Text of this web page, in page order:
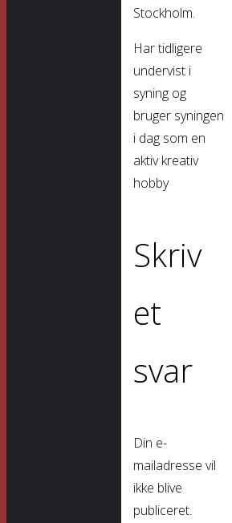
Stockholm.
Har tidligere
undervist i
syning og
bruger syningen
i dag som en
aktiv kreativ
hobby
Skriv
et
svar
Din e-
mailadresse vil
ikke blive
publiceret.